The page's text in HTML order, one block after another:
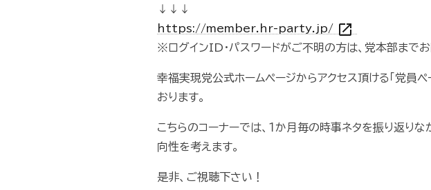
↓↓↓
https://member.hr-party.jp/ open_in_new
※ログインID・パスワードがご不明の方は、党本部まで
幸福実現党公式ホームページからアクセス頂ける「党員
おります。
こちらのコーナーでは、１か月毎の時事ネタを振り返り
向性を考えます。
是非、ご視聴下さい！